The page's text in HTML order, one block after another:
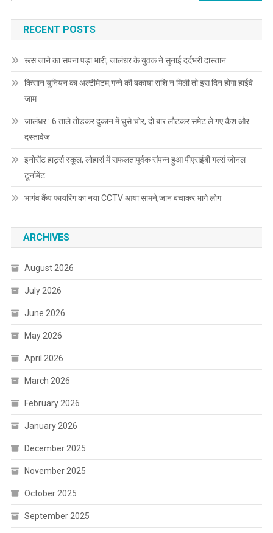
RECENT POSTS
रूस जाने का सपना पड़ा भारी, जालंधर के युवक ने सुनाई दर्दभरी दास्तान
किसान यूनियन का अल्टीमेटम,गन्ने की बकाया राशि न मिली तो इस दिन होगा हाईवे
जाम
जालंधर : 6 ताले तोड़कर दुकान में घुसे चोर, दो बार लौटकर समेट ले गए कैश और
दस्तावेज
इनोसेंट हार्ट्स स्कूल, लोहारां में सफलतापूर्वक संपन्न हुआ पीएसईबी गर्ल्स ज़ोनल
टूर्नामेंट
भार्गव कैंप फायरिंग का नया CCTV आया सामने,जान बचाकर भागे लोग
ARCHIVES
August 2026
July 2026
June 2026
May 2026
April 2026
March 2026
February 2026
January 2026
December 2025
November 2025
October 2025
September 2025